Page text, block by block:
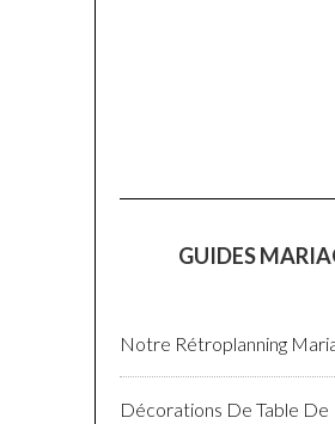
GUIDES
Notre Rétroplanning
Décorations De Table De